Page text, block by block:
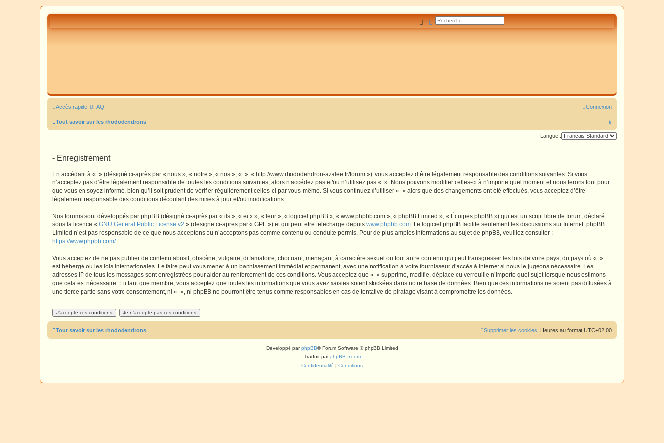
Rechercher
Recherche avancée
Accès rapide FAQ Connexion
Tout savoir sur les rhododendrons
R
e
Langue :
- Enregistrement
En accédant à « » (désigné ci-après par « nous », « notre », « nos », « », « http://www.rhododendron-azalee.fr/forum »), vous acceptez d’être légalement responsable des conditions suivantes. Si vous
n’acceptez pas d’être légalement responsable de toutes les conditions suivantes, alors n’accédez pas et/ou n’utilisez pas « ». Nous pouvons modifier celles-ci à n’importe quel moment et nous ferons tout pour
que vous en soyez informé, bien qu’il soit prudent de vérifier régulièrement celles-ci par vous-même. Si vous continuez d’utiliser « » alors que des changements ont été effectués, vous acceptez d’être
légalement responsable des conditions découlant des mises à jour et/ou modifications.
Nos forums sont développés par phpBB (désigné ci-après par « ils », « eux », « leur », « logiciel phpBB », « www.phpbb.com », « phpBB Limited », « Équipes phpBB ») qui est un script libre de forum, déclaré
sous la licence « GNU General Public License v2 » (désigné ci-après par « GPL ») et qui peut être téléchargé depuis www.phpbb.com . Le logiciel phpBB facilite seulement les discussions sur Internet. phpBB
Limited n’est pas responsable de ce que nous acceptons ou n’acceptons pas comme contenu ou conduite permis. Pour de plus amples informations au sujet de phpBB, veuillez consulter :
https://www.phpbb.com/.
Vous acceptez de ne pas publier de contenu abusif, obscène, vulgaire, diffamatoire, choquant, menaçant, à caractère sexuel ou tout autre contenu qui peut transgresser les lois de votre pays, du pays où « »
est hébergé ou les lois internationales. Le faire peut vous mener à un bannissement immédiat et permanent, avec une notification à votre fournisseur d’accès à Internet si nous le jugeons nécessaire. Les
adresses IP de tous les messages sont enregistrées pour aider au renforcement de ces conditions. Vous acceptez que « » supprime, modifie, déplace ou verrouille n’importe quel sujet lorsque nous estimons
que cela est nécessaire. En tant que membre, vous acceptez que toutes les informations que vous avez saisies soient stockées dans notre base de données. Bien que ces informations ne soient pas diffusées à
une tierce partie sans votre consentement, ni « », ni phpBB ne pourront être tenus comme responsables en cas de tentative de piratage visant à compromettre les données.
Tout savoir sur les rhododendrons Heures au format UTC+02:00
Supprimer les cookies
Développé parphpBB® Forum Software © phpBB Limited
Traduit parphpBB-fr.com
Confidentialité | Conditions